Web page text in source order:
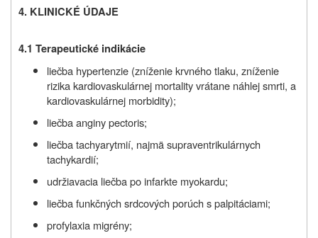
4. KLINICKÉ ÚDAJE
4.1 Terapeutické indikácie
liečba hypertenzie (zníženie krvného tlaku, zníženie
rizika kardiovaskulárnej mortality vrátane náhlej smrti, a
kardiovaskulárnej morbidity);
liečba anginy pectoris;
liečba tachyarytmií, najmä supraventrikulárnych
tachykardií;
udržiavacia liečba po infarkte myokardu;
liečba funkčných srdcových porúch s palpitáciami;
profylaxia migrény;